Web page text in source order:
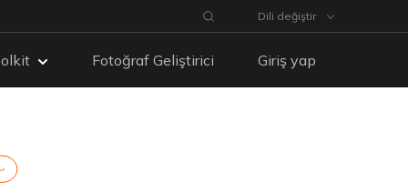
Dili değiştir
Fotoğraf Geliştirici Giriş yap